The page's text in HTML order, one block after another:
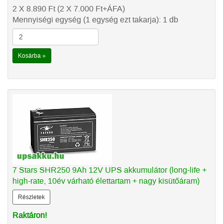
2 X 8.890 Ft(2 X 7.000 Ft+ÁFA)
Mennyiségi egység (1 egység ezt takarja): 1 db
Kosárba »
7 Stars SHR250 9Ah 12V UPS akkumulátor (long-life +
high-rate, 10év várható élettartam + nagy kisütőáram)
Részletek
Raktáron!